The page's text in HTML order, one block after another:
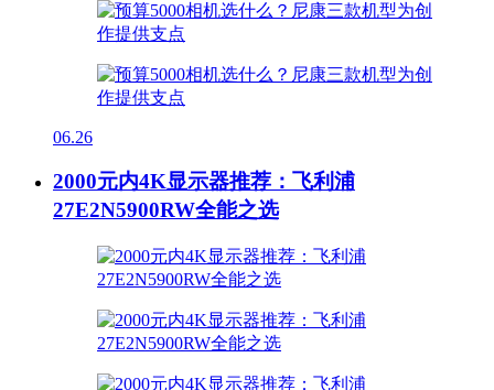
06.26
2000元内4K显示器推荐：飞利浦
27E2N5900RW全能之选